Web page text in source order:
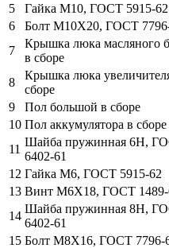
5
Гайка М10, ГОСТ 5915-62
6
Болт М10Х20, ГОСТ
7
Крышка люка масляного
в сборе
8
Крышка люка
сборе
9
Пол большой в сборе
10 Пол аккумулятора в сборе
11
Шайба пружинная 6Н,
6402-61
12 Гайка М6, ГОСТ 5915-62
13 Винт М6Х18, ГОСТ 1489-
14
Шайба пружинная 8Н,
6402-61
15 Болт М8Х16, ГОСТ 7796-